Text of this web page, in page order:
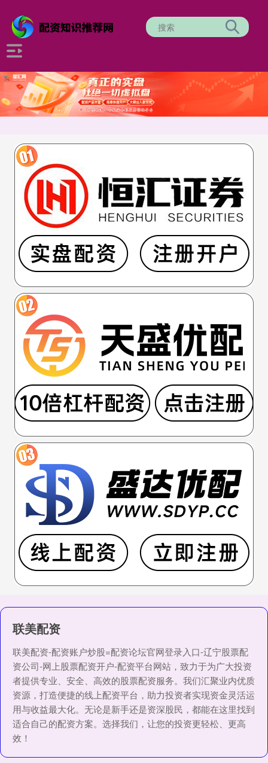
联美配资
联美配资-配资账户炒股=配资论坛官网登录入口-辽宁股票配
资公司-网上股票配资开户-配资平台网站，致力于为广大投资
者提供专业、安全、高效的股票配资服务。我们汇聚业内优质
资源，打造便捷的线上配资平台，助力投资者实现资金灵活运
用与收益最大化。无论是新手还是资深股民，都能在这里找到
适合自己的配资方案。选择我们，让您的投资更轻松、更高
效！